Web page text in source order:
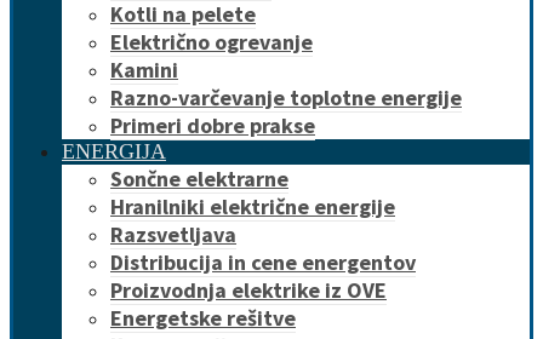
Kotli na pelete
Električno ogrevanje
Kamini
Razno-varčevanje toplotne energije
Primeri dobre prakse
ENERGIJA
Sončne elektrarne
Hranilniki električne energije
Razsvetljava
Distribucija in cene energentov
Proizvodnja elektrike iz OVE
Energetske rešitve